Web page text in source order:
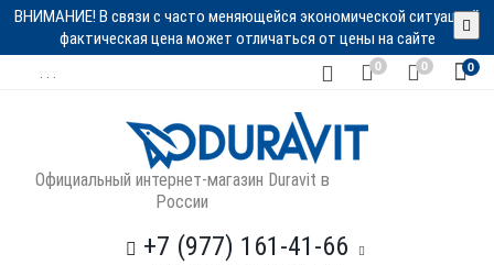
ВНИМАНИЕ! В связи с часто меняющейся экономической ситуацией
фактическая цена может отличаться от цены на сайте
0 0 0
Официальный интернет-магазин Duravit в
России
+7 (977) 161-41-66